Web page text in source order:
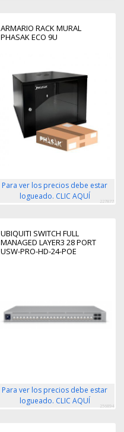
ARMARIO RACK MURAL
PHASAK ECO 9U
Para ver los precios debe estar
logueado. CLIC AQUÍ
227877
UBIQUITI SWITCH FULL
MANAGED LAYER3 28 PORT
USW-PRO-HD-24-POE
Para ver los precios debe estar
logueado. CLIC AQUÍ
256894